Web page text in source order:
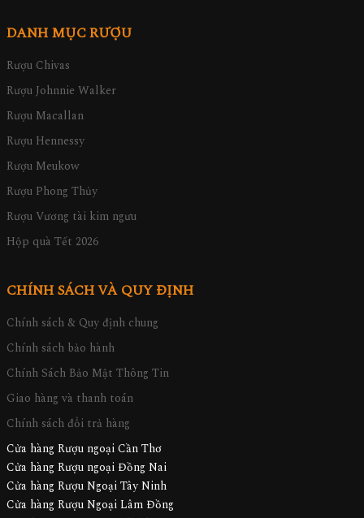
DANH MỤC RƯỢU
Rượu Chivas
Rượu Johnnie Walker
Rượu Macallan
Rượu Hennessy
Rượu Meukow
Rượu Phong Thủy
Rượu Vương tài kim ngưu
Hộp quà Tết 2026
CHÍNH SÁCH VÀ QUY ĐỊNH
Chính sách & Quy định chung
Chính sách bảo hành
Chính Sách Bảo Mật Thông Tin
Giao hàng và thanh toán
Chính sách đổi trả hàng
Cửa hàng Rượu ngoại Cần Thơ
Cửa hàng Rượu ngoại Đồng Nai
Cửa hàng Rượu Ngoại Tây Ninh
Cửa hàng Rượu Ngoại Lâm Đồng